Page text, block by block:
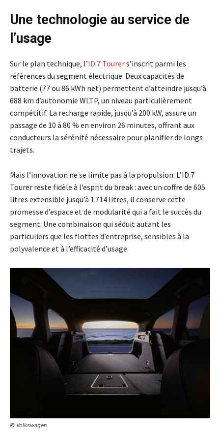
Une technologie au service de
l’usage
Sur le plan technique, l’ID.7 Tourers’inscrit parmi les
références du segment électrique. Deux capacités de
batterie (77 ou 86 kWh net) permettent d’atteindre jusqu’à
688 km d’autonomie WLTP, un niveau particulièrement
compétitif. La recharge rapide, jusqu’à 200 kW, assure un
passage de 10 à 80 % en environ 26 minutes, offrant aux
conducteurs la sérénité nécessaire pour planifier de longs
trajets.
Mais l’innovation ne se limite pas à la propulsion. L’ID.7
Tourer reste fidèle à l’esprit du break : avec un coffre de 605
litres extensible jusqu’à 1 714 litres, il conserve cette
promesse d’espace et de modularité qui a fait le succès du
segment. Une combinaison qui séduit autant les
particuliers que les flottes d’entreprise, sensibles à la
polyvalence et à l’efficacité d’usage.
© Volkswagen